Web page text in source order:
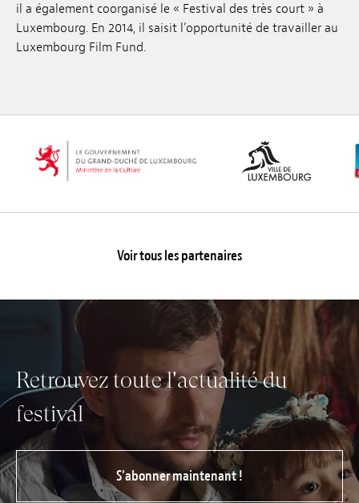
Publications
il a également coorganisé le « Festival des très court » à
Luxembourg. En 2014, il saisit l’opportunité de travailler au
Luxembourg Film Fund.
Voir tous les partenaires
Retrouvez toute l'actualité du
festival
S’abonner maintenant !